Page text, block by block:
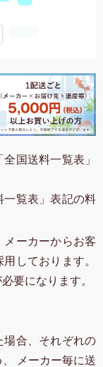
国送料一覧表」
覧表」表記の料
ーカーからお客
しております。
要になります。
場合、それぞれの
メーカー毎に送